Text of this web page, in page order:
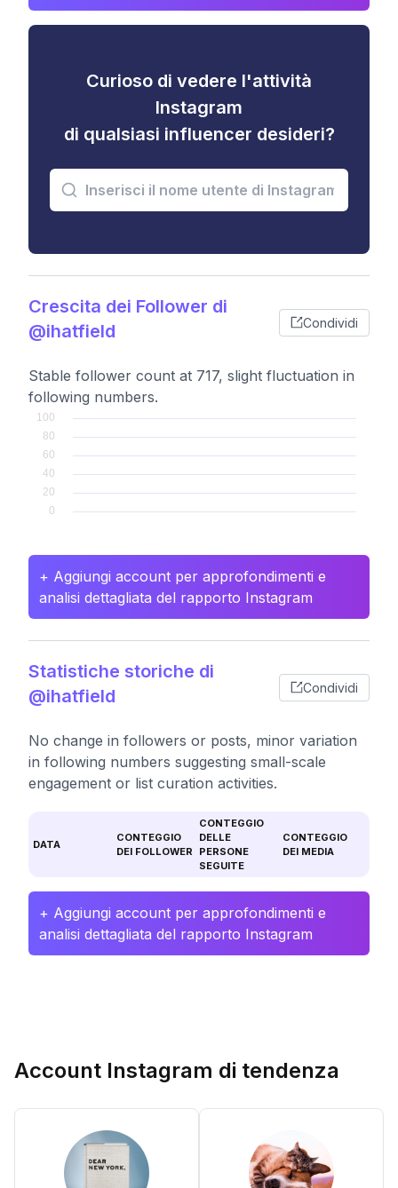
Curioso di vedere l'attività
Instagram
di qualsiasi influencer desideri?
Crescita dei Follower di
@ihatfield
Condividi
Stable follower count at 717, slight fluctuation in
following numbers.
+ Aggiungi account per approfondimenti e
analisi dettagliata del rapporto Instagram
Statistiche storiche di
@ihatfield
Condividi
No change in followers or posts, minor variation
in following numbers suggesting small-scale
engagement or list curation activities.
DATA
CONTEGGIO
DEI FOLLOWER
CONTEGGIO
DELLE
PERSONE
SEGUITE
CONTEGGIO
DEI MEDIA
+ Aggiungi account per approfondimenti e
analisi dettagliata del rapporto Instagram
Account Instagram di tendenza